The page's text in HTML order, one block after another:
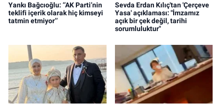
Yankı Bağcıoğlu: ‘’AK Parti’nin
teklifi içerik olarak hiç kimseyi
tatmin etmiyor’’
Sevda Erdan Kılıç'tan 'Çerçeve
Yasa' açıklaması: "İmzamız
açık bir çek değil, tarihi
sorumluluktur"